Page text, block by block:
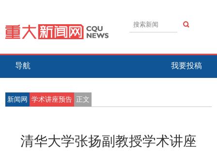
导航 我要投稿
新闻网 学术讲座预告 正文
清华大学张扬副教授学术讲座